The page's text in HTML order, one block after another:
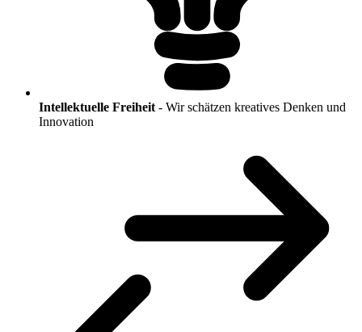
Intellektuelle Freiheit- Wir schätzen kreatives Denken und
Innovation